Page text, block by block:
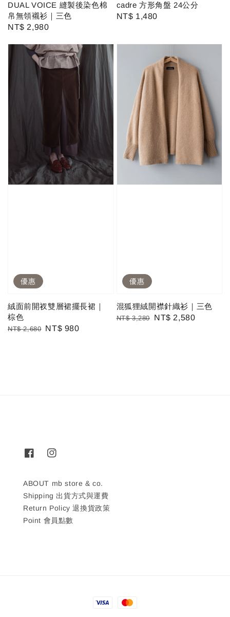
DUAL VOICE 縫製後染色棉
帛無領襯衫｜三色
Regular
NT$ 2,980
cadre 方形角盤 24公分
Regular
NT$ 1,480
優惠
絨面前開衩雙層裙擺長裙｜
棕色
Regular
NT$ 2,680 Sale
NT$ 980
優惠
混狐狸絨開襟針織衫｜三色
Regular
NT$ 3,280
Sale
NT$ 2,580
ABOUT mb store & co.
Shipping 出貨方式與運費
Return Policy 退換貨政策
Point 會員點數